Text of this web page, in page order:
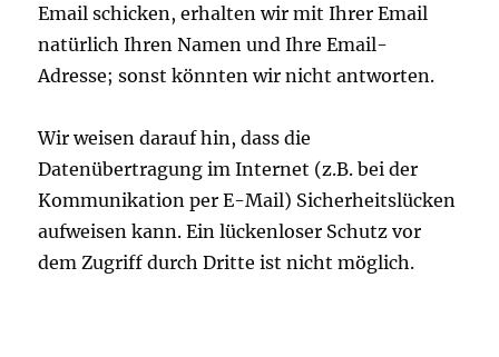
Email schicken, erhalten wir mit Ihrer Email
natürlich Ihren Namen und Ihre Email-
Adresse; sonst könnten wir nicht antworten.
Wir weisen darauf hin, dass die
Datenübertragung im Internet (z.B. bei der
Kommunikation per E-Mail) Sicherheitslücken
aufweisen kann. Ein lückenloser Schutz vor
dem Zugriff durch Dritte ist nicht möglich.